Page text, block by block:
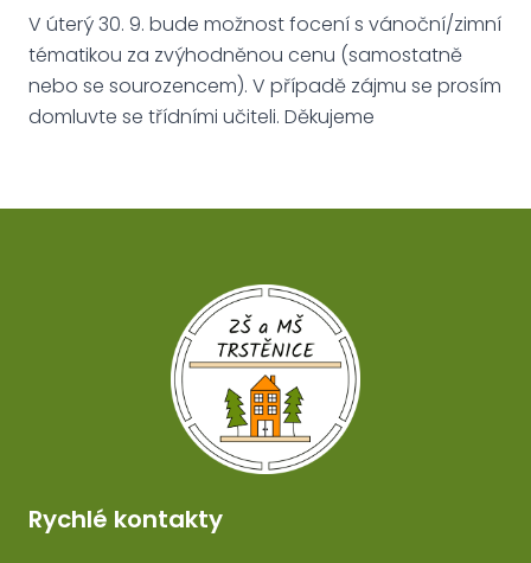
V úterý 30. 9. bude možnost focení s vánoční/zimní
tématikou za zvýhodněnou cenu (samostatně
nebo se sourozencem). V případě zájmu se prosím
domluvte se třídními učiteli. Děkujeme
Rychlé kontakty